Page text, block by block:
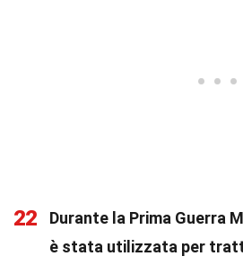
22
Durante la Prima Guerra
è stata utilizzata per